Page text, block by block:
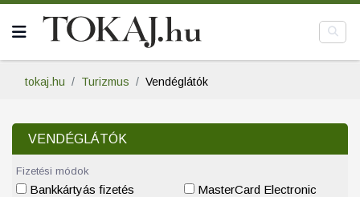
tokaj.hu Turizmus Vendéglátók
VENDÉGLÁTÓK
Fizetési módok
Bankkártyás fizetés
MasterCard Electronic